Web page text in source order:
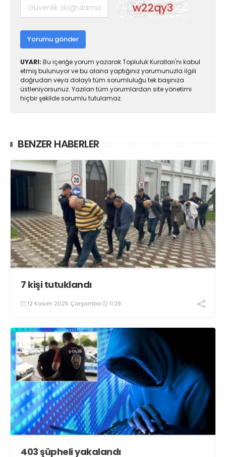
Yorumu gönder
UYARI: Bu içeriğe yorum yazarak Topluluk Kuralları'nı kabul
etmiş bulunuyor ve bu alana yaptığınız yorumunuzla ilgili
doğrudan veya dolaylı tüm sorumluluğu tek başınıza
üstleniyorsunuz. Yazılan tüm yorumlardan site yönetimi
hiçbir şekilde sorumlu tutulamaz.
BENZER HABERLER
7 kişi tutuklandı
12 Kasım 2025 Çarşamba 11:29
403 şüpheli yakalandı